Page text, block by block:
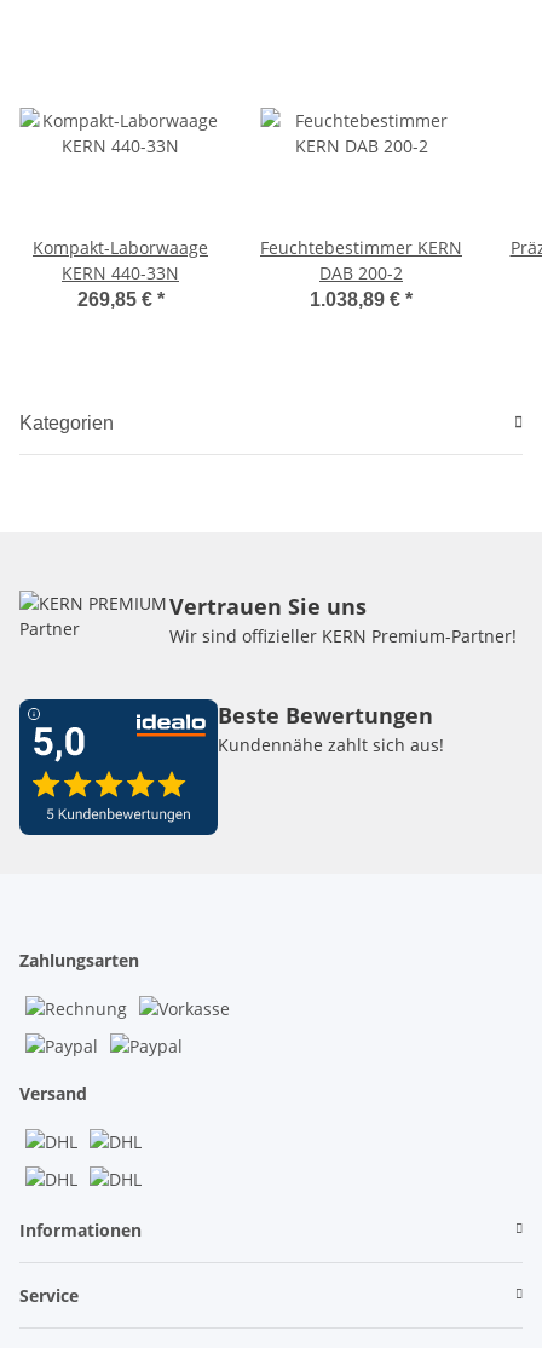
Kompakt-Laborwaage
KERN 440-33N
269,85 € *
Feuchtebestimmer KERN
DAB 200-2
1.038,89 € *
Kategorien
Vertrauen Sie uns
Wir sind offizieller KERN Premium-Partner!
Beste Bewertungen
Kundennähe zahlt sich aus!
Zahlungsarten
Versand
Informationen
Service